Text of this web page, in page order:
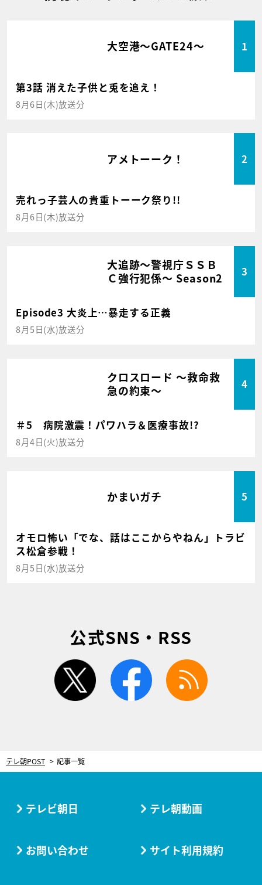
大空港～GATE24～ 1
第3話 消えた子供と兎を追え！
8月6日(木)放送分
アメトーーク！ 2
売れっ子芸人の貴重トーーク祭り!!
8月6日(木)放送分
大追跡～警視庁ＳＳＢ
Ｃ強行犯係～ Season2
3
Episode3 大炎上…暴走する正義
8月5日(水)放送分
クロスロード ～救命救
急の約束～
4
＃5 病院激震！パワハラ＆医療事故!?
8月4日(火)放送分
かまいガチ 5
オモロ怖い「でな、話はここからやねん」トラビ
ス松倉参戦！
8月5日(水)放送分
公式SNS・RSS
twitter facebook
テレ朝POST 記事一覧
テレビ朝日 テレ朝動画
お問い合わせ サイト利用規約